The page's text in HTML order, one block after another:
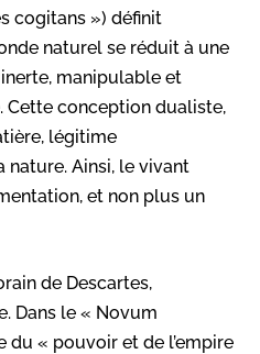
cogitans ») définit
naturel se réduit à une
manipulable et
Cette conception dualiste,
légitime
nature. Ainsi, le vivant
et non plus un
de Descartes,
Dans le « Novum
du « pouvoir et de l’empire